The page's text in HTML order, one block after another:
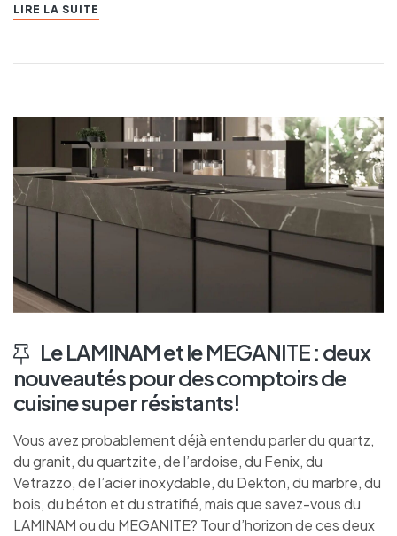
LIRE LA SUITE
Le LAMINAM et le MEGANITE : deux
nouveautés pour des comptoirs de
cuisine super résistants!
Vous avez probablement déjà entendu parler du quartz,
du granit, du quartzite, de l’ardoise, du Fenix, du
Vetrazzo, de l’acier inoxydable, du Dekton, du marbre, du
bois, du béton et du stratifié, mais que savez-vous du
LAMINAM ou du MEGANITE? Tour d’horizon de ces deux